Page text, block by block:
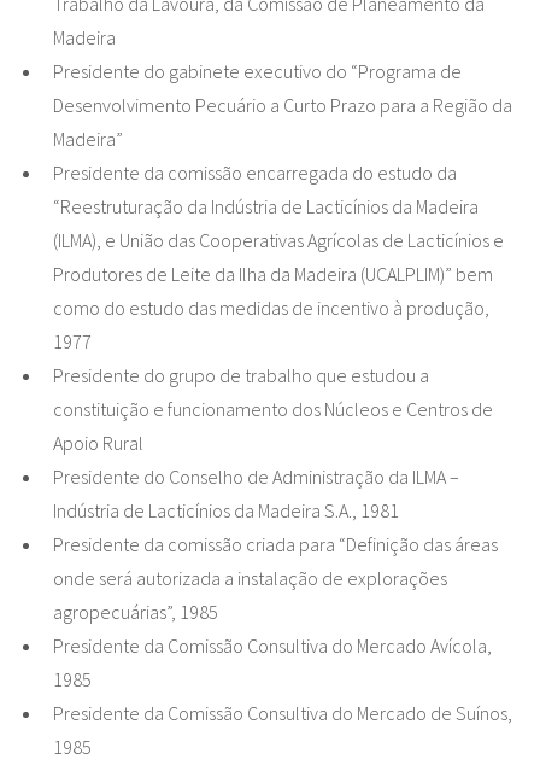
Madeira
Presidente do gabinete executivo do “Programa de
Desenvolvimento Pecuário a Curto Prazo para a Região da
Madeira”
Presidente da comissão encarregada do estudo da
“Reestruturação da Indústria de Lacticínios da Madeira
(ILMA), e União das Cooperativas Agrícolas de Lacticínios e
Produtores de Leite da Ilha da Madeira (UCALPLIM)” bem
como do estudo das medidas de incentivo à produção,
1977
Presidente do grupo de trabalho que estudou a
constituição e funcionamento dos Núcleos e Centros de
Apoio Rural
Presidente do Conselho de Administração da ILMA –
Indústria de Lacticínios da Madeira S.A., 1981
Presidente da comissão criada para “Definição das áreas
onde será autorizada a instalação de explorações
agropecuárias”, 1985
Presidente da Comissão Consultiva do Mercado Avícola,
1985
Presidente da Comissão Consultiva do Mercado de Suínos,
1985